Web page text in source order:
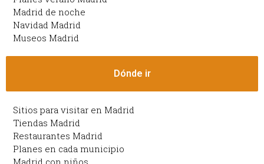
Madrid de noche
Navidad Madrid
Museos Madrid
Dónde ir
Sitios para visitar en Madrid
Tiendas Madrid
Restaurantes Madrid
Planes en cada municipio